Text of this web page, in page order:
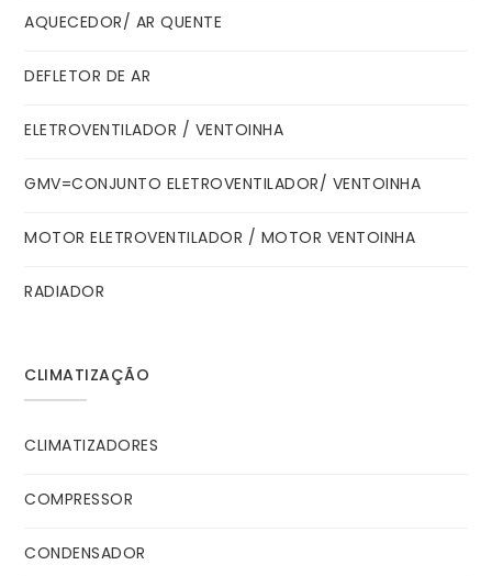
AQUECEDOR/ AR QUENTE
DEFLETOR DE AR
ELETROVENTILADOR / VENTOINHA
GMV=CONJUNTO ELETROVENTILADOR/ VENTOINHA
MOTOR ELETROVENTILADOR / MOTOR VENTOINHA
RADIADOR
CLIMATIZAÇÃO
CLIMATIZADORES
COMPRESSOR
CONDENSADOR